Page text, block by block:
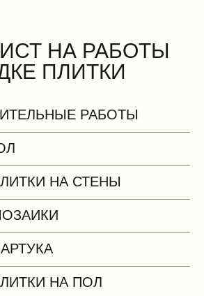
НА РАБОТЫ
ПЛИТКИ
РАБОТЫ
НА СТЕНЫ
НА ПОЛ